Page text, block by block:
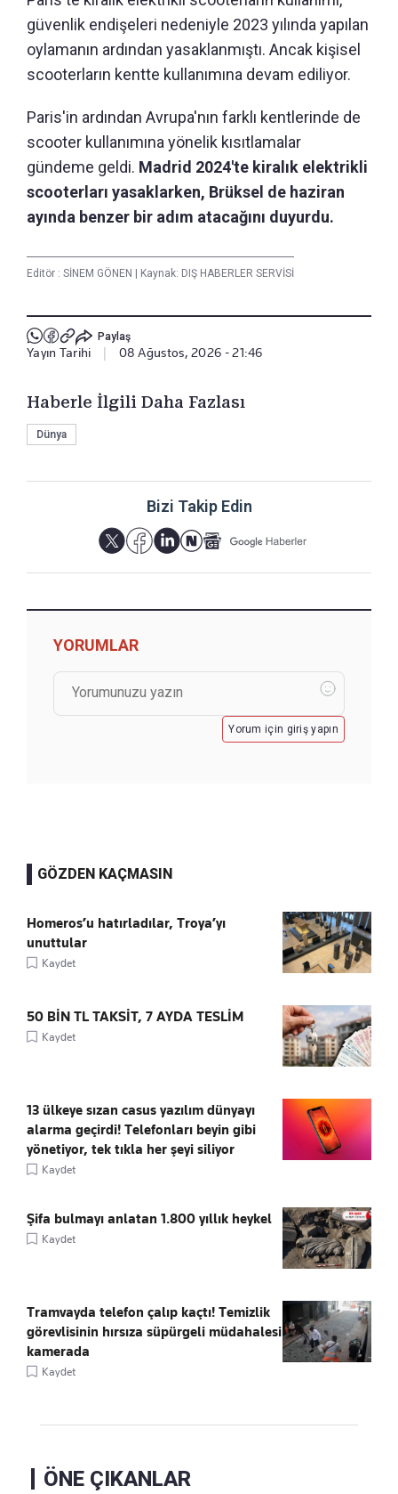
güvenlik endişeleri nedeniyle 2023 yılında yapılan
oylamanın ardından yasaklanmıştı. Ancak kişisel
scooterların kentte kullanımına devam ediliyor.
Paris'in ardından Avrupa'nın farklı kentlerinde de
scooter kullanımına yönelik kısıtlamalar
gündeme geldi. Madrid 2024'te kiralık elektrikli
scooterları yasaklarken, Brüksel de haziran
ayında benzer bir adım atacağını duyurdu.
Editör : SİNEM GÖNEN | Kaynak: DIŞ HABERLER SERVİSİ
Paylaş
Yayın Tarihi | 08 Ağustos, 2026 - 21:46
Haberle İlgili Daha Fazlası
Dünya
Bizi Takip Edin
YORUMLAR
Yorum için giriş yapın
GÖZDEN KAÇMASIN
Homeros’u hatırladılar, Troya’yı
unuttular
Kaydet
50 BİN TL TAKSİT, 7 AYDA TESLİM
Kaydet
13 ülkeye sızan casus yazılım dünyayı
alarma geçirdi! Telefonları beyin gibi
yönetiyor, tek tıkla her şeyi siliyor
Kaydet
Şifa bulmayı anlatan 1.800 yıllık heykel
Kaydet
Tramvayda telefon çalıp kaçtı! Temizlik
görevlisinin hırsıza süpürgeli müdahalesi
kamerada
Kaydet
ÖNE ÇIKANLAR